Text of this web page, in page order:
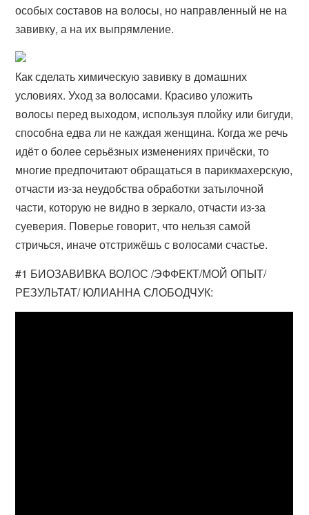
особых составов на волосы, но направленный не на
завивку, а на их выпрямление.
Как сделать химическую завивку в домашних
условиях. Уход за волосами. Красиво уложить
волосы перед выходом, используя плойку или бигуди,
способна едва ли не каждая женщина. Когда же речь
идёт о более серьёзных изменениях причёски, то
многие предпочитают обращаться в парикмахерскую,
отчасти из-за неудобства обработки затылочной
части, которую не видно в зеркало, отчасти из-за
суеверия. Поверье говорит, что нельзя самой
стричься, иначе отстрижёшь с волосами счастье.
#1 БИОЗАВИВКА ВОЛОС /ЭФФЕКТ/МОЙ ОПЫТ/
РЕЗУЛЬТАТ/ ЮЛИАННА СЛОБОДЧУК: